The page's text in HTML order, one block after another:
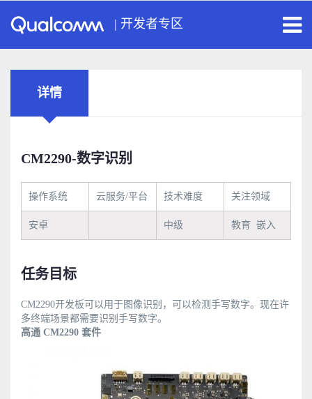
| 开发者专区
详情
CM2290-数字识别
操作系统 云服务/平台 技术难度 关注领域
安卓 中级 教育 嵌入
任务目标
CM2290开发板可以用于图像识别，可以检测手写数字。现在许
多终端场景都需要识别手写数字。
高通 CM2290 套件